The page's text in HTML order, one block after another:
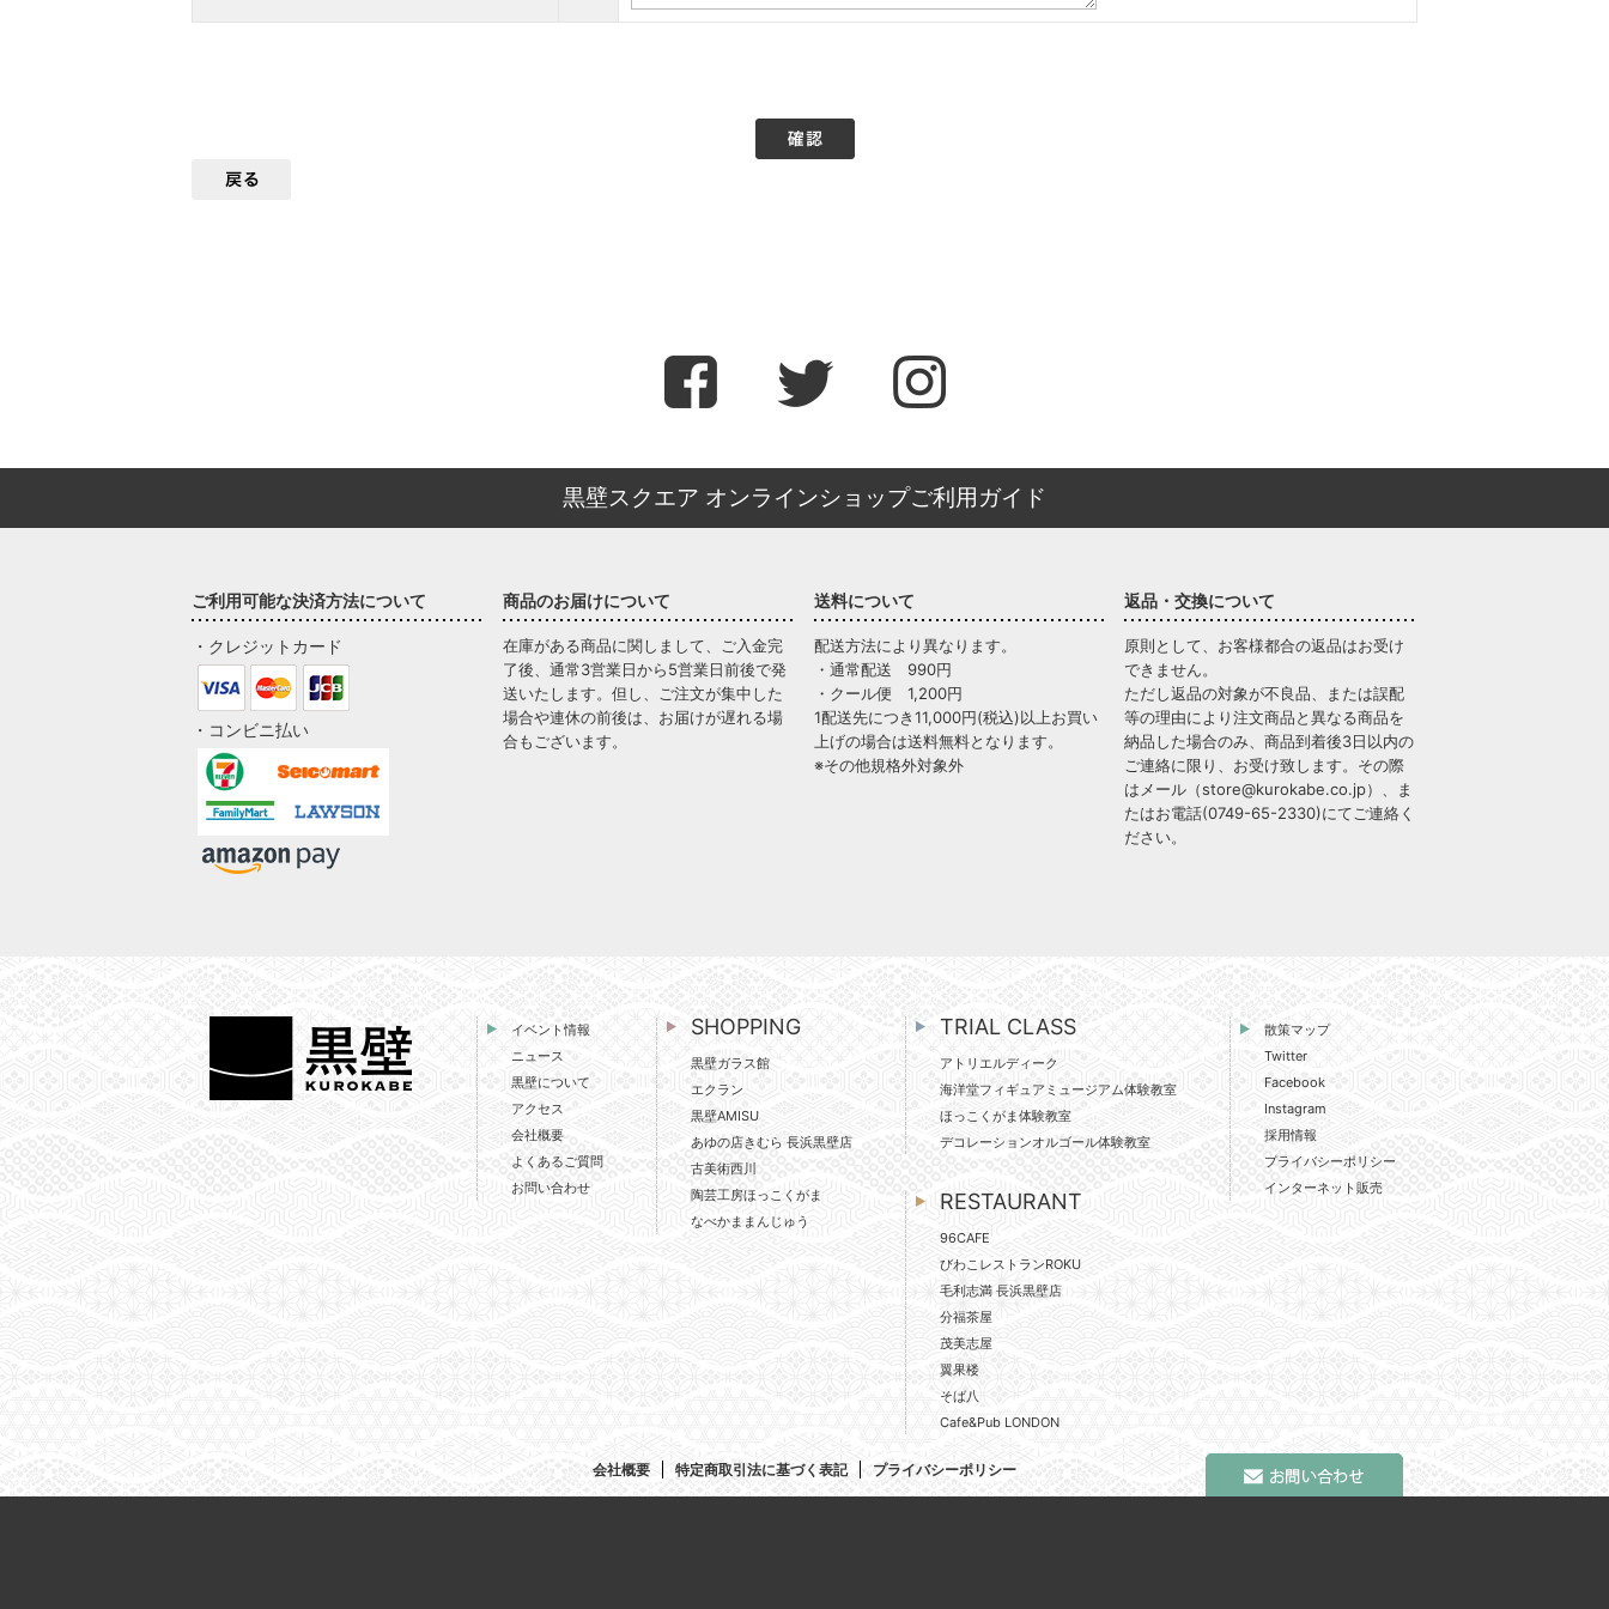
黒壁スクエア オンラインショップご利用ガイド
ご利用可能な決済方法について
・クレジットカード
・コンビニ払い
商品のお届けについて
在庫がある商品に関しまして、ご入金完
了後、通常3営業日から5営業日前後で発
送いたします。但し、ご注文が集中した
場合や連休の前後は、お届けが遅れる場
合もございます。
送料について
配送方法により異なります。
・通常配送 990円
・クール便 1,200円
1配送先につき11,000円(税込)以上お買い
上げの場合は送料無料となります。
※その他規格外対象外
返品・交換について
原則として、お客様都合の返品はお受け
できません。
ただし返品の対象が不良品、または誤配
等の理由により注文商品と異なる商品を
納品した場合のみ、商品到着後3日以内の
ご連絡に限り、お受け致します。その際
はメール（store@kurokabe.co.jp）、ま
たはお電話(0749-65-2330)にてご連絡く
ださい。
イベント情報
ニュース
黒壁について
アクセス
会社概要
よくあるご質問
お問い合わせ
SHOPPING
黒壁ガラス館
エクラン
黒壁AMISU
あゆの店きむら 長浜黒壁店
古美術西川
陶芸工房ほっこくがま
なべかままんじゅう
TRIAL CLASS
アトリエルディーク
海洋堂フィギュアミュージアム体験教室
ほっこくがま体験教室
デコレーションオルゴール体験教室
RESTAURANT
96CAFE
びわこレストランROKU
毛利志満 長浜黒壁店
分福茶屋
茂美志屋
翼果楼
そば八
Cafe&Pub LONDON
散策マップ
Twitter
Facebook
Instagram
採用情報
プライバシーポリシー
インターネット販売
会社概要 特定商取引法に基づく表記 プライバシーポリシー